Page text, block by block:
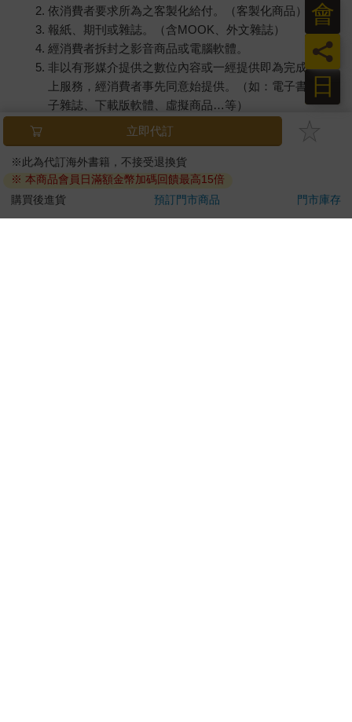
依消費者要求所為之客製化給付。（客製化商品）
報紙、期刊或雜誌。（含MOOK、外文雜誌）
經消費者拆封之影音商品或電腦軟體。
非以有形媒介提供之數位內容或一經提供即為完成之線
上服務，經消費者事先同意始提供。（如：電子書、電
子雜誌、下載版軟體、虛擬商品…等）
已拆封之個人衛生用品。（如：內衣褲、刮鬍刀、除毛
若非上列種類商品，均享有到貨7天的猶豫期（含例假
日）。
辦理退換貨時，商品（組合商品恕無法接受單獨退貨）必須
是您收到商品時的原始狀態（包含商品本體、配件、贈品、
日
員
會